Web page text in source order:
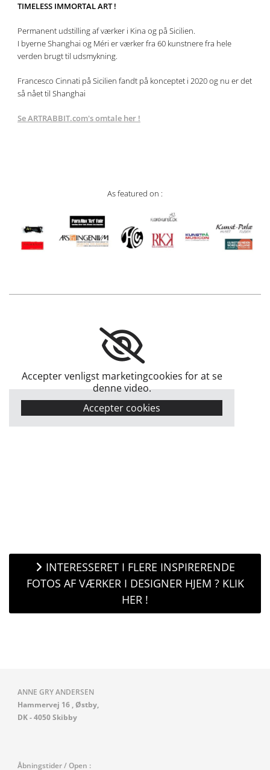
TIMELESS IMMORTAL ART !
Permanent udstilling af værker i Kina og på Sicilien.
I byerne Shanghai og Méri er værker fra 60 kunstnere fra hele
verden brugt til udsmykning.
Francesco Cinnati på Sicilien fandt på konceptet i 2020 og nu er det
så nået til Shanghai
Se ARTRABBIT.com's omtale her !
As featured on :
Accepter venligst marketingcookies for at se
denne video.
Accepter cookies
INTERESSERET I FLERE INSPIRERENDE
FOTOS AF VÆRKER I DESIGNER HJEM ? KLIK
HER !
ANNE GRY ANDERSEN
Hammervej 16 , Østby,
DK - 4050 Skibby
Åbningstider / Open :